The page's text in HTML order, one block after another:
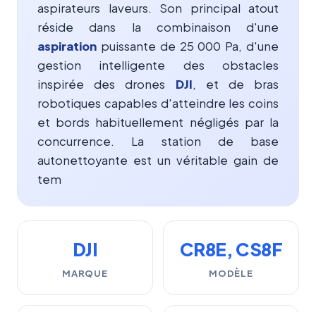
aspirateurs laveurs. Son principal atout
réside dans la combinaison d'une
aspiration puissante de 25 000 Pa, d'une
gestion intelligente des obstacles
inspirée des drones DJI, et de bras
robotiques capables d'atteindre les coins
et bords habituellement négligés par la
concurrence. La station de base
autonettoyante est un véritable gain de
tem
DJI
MARQUE
CR8E, CS8F
MODÈLE